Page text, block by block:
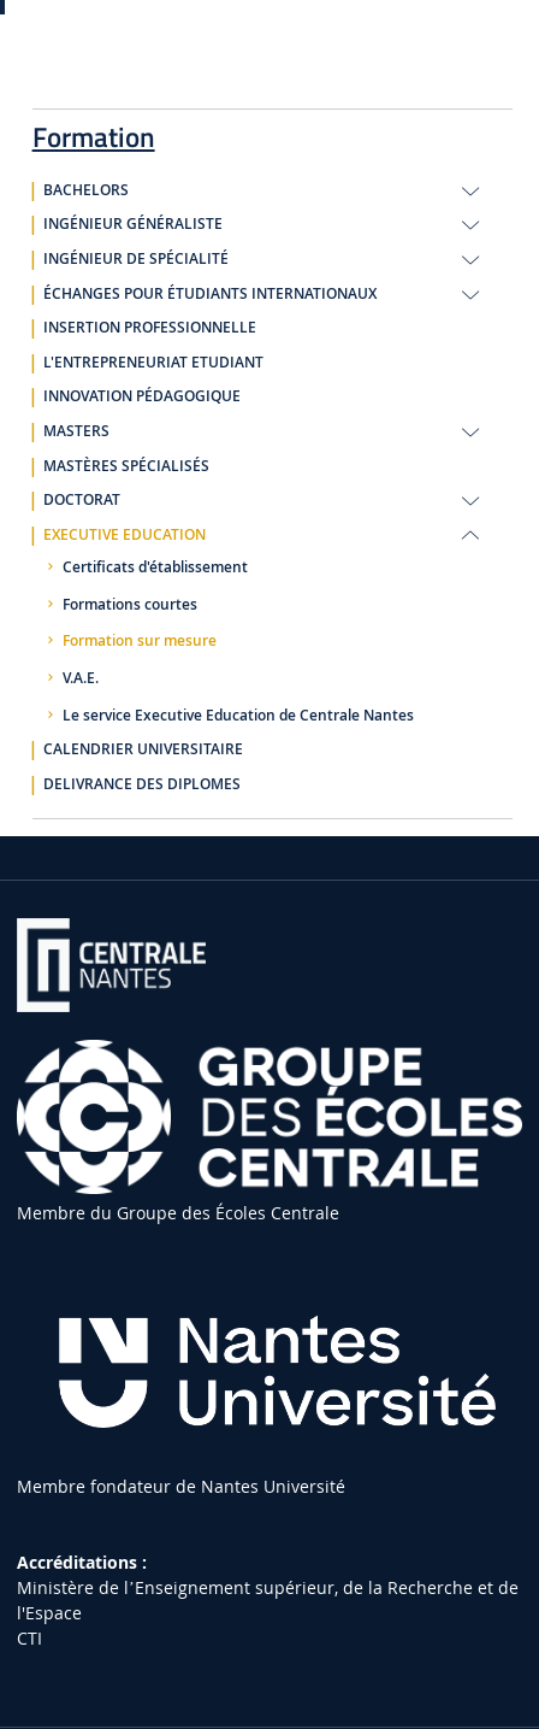
Formation
BACHELORS
INGÉNIEUR GÉNÉRALISTE
INGÉNIEUR DE SPÉCIALITÉ
ÉCHANGES POUR ÉTUDIANTS INTERNATIONAUX
INSERTION PROFESSIONNELLE
L'ENTREPRENEURIAT ETUDIANT
INNOVATION PÉDAGOGIQUE
MASTERS
MASTÈRES SPÉCIALISÉS
DOCTORAT
EXECUTIVE EDUCATION
Certificats d'établissement
Formations courtes
Formation sur mesure
V.A.E.
Le service Executive Education de Centrale Nantes
CALENDRIER UNIVERSITAIRE
DELIVRANCE DES DIPLOMES
Membre du Groupe des Écoles Centrale
Membre fondateur de Nantes Université
Accréditations :
Ministère de lʼEnseignement supérieur, de la Recherche et de
l'Espace
CTI